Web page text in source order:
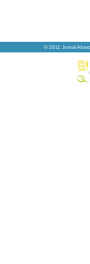
© 2011 Jornal